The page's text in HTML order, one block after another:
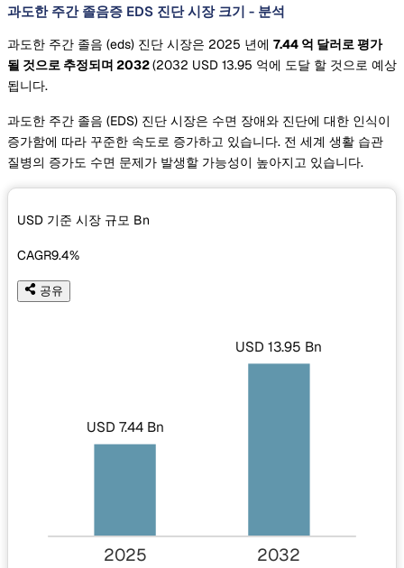
과도한 주간 졸음증 EDS 진단 시장 크기 - 분석
과도한 주간 졸음 (eds) 진단 시장은 2025 년에 7.44 억 달러로 평가
될 것으로 추정되며 2032(2032 USD 13.95 억에 도달 할 것으로 예상
됩니다.
과도한 주간 졸음 (EDS) 진단 시장은 수면 장애와 진단에 대한 인식이
증가함에 따라 꾸준한 속도로 증가하고 있습니다. 전 세계 생활 습관
질병의 증가도 수면 문제가 발생할 가능성이 높아지고 있습니다.
USD 기준 시장 규모 Bn
CAGR9.4%
공유
USD 7.44 Bn
USD 13.95 Bn
2025 2032